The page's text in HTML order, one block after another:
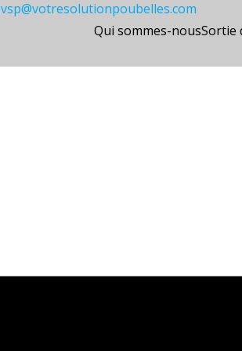
vsp@votresolutionpoubelles.com
Qui sommes-nousSortie